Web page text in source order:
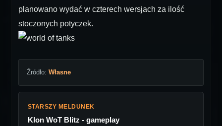
planowano wydać w czterech wersjach za ilość
stoczonych potyczek.
Źródło: Własne
STARSZY MELDUNEK
Klon WoT Blitz - gameplay